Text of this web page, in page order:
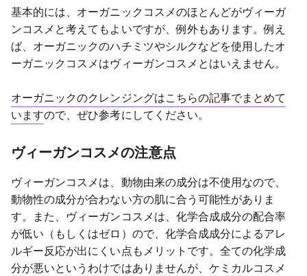
基本的には、オーガニックコスメのほとんどがヴィーガ
ンコスメと考えてもよいですが、例外もあります。例え
ば、オーガニックのハチミツやシルクなどを使用したオ
ーガニックコスメはヴィーガンコスメとはいえません。
オーガニックのクレンジングはこちらの記事でまとめて
いますので、ぜひ参考にしてください。
ヴィーガンコスメの注意点
ヴィーガンコスメは、動物由来の成分は不使用なので、
動物性の成分が合わない方の肌に合う可能性がありま
す。また、ヴィーガンコスメは、化学合成成分の配合率
が低い（もしくはゼロ）ので、化学合成成分によるアレ
ルギー反応が出にくい点もメリットです。全ての化学成
分が悪いというわけではありませんが、ケミカルコスメ